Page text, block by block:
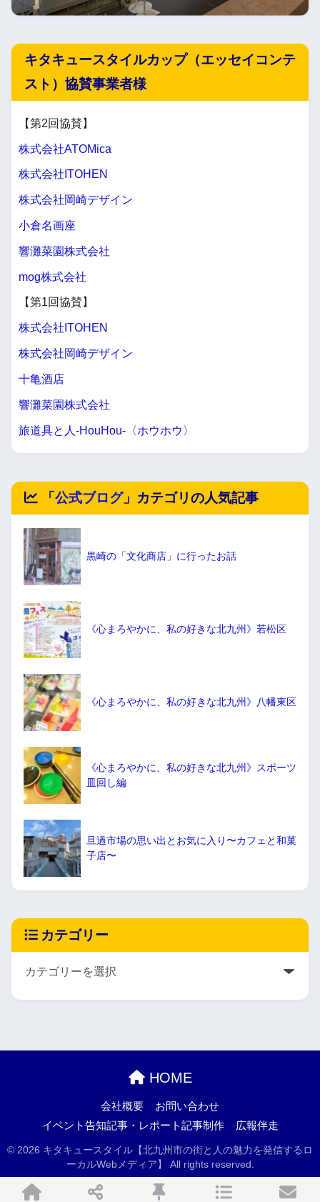
キタキュースタイルカップ（エッセイコンテ
スト）協賛事業者様
【第2回協賛】
株式会社ATOMica
株式会社ITOHEN
株式会社岡崎デザイン
小倉名画座
響灘菜園株式会社
mog株式会社
【第1回協賛】
株式会社ITOHEN
株式会社岡崎デザイン
十亀酒店
響灘菜園株式会社
旅道具と人-HouHou-〈ホウホウ〉
「公式ブログ」カテゴリの人気記事
黒崎の「文化商店」に行ったお話
《心まろやかに、私の好きな北九州》若松区
《心まろやかに、私の好きな北九州》八幡東区
《心まろやかに、私の好きな北九州》スポーツ
皿回し編
旦過市場の思い出とお気に入り〜カフェと和菓
子店〜
カテゴリー
HOME
会社概要
お問い合わせ
イベント告知記事・レポート記事制作
広報伴走
© 2026 キタキュースタイル【北九州市の街と人の魅力を発信するロ
ーカルWebメディア】 All rights reserved.